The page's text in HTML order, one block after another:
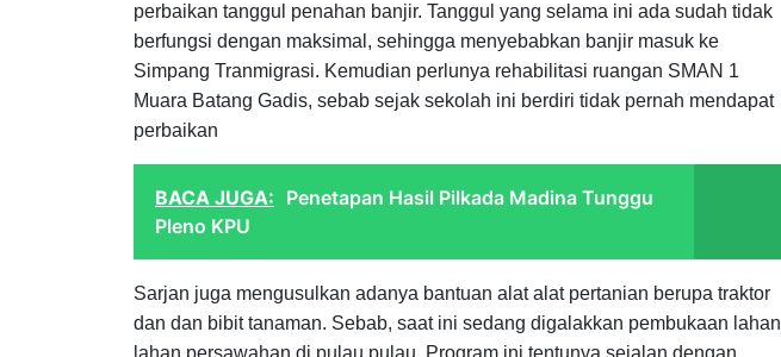
perbaikan tanggul penahan banjir. Tanggul yang selama ini ada sudah tidak
berfungsi dengan maksimal, sehingga menyebabkan banjir masuk ke
Simpang Tranmigrasi. Kemudian perlunya rehabilitasi ruangan SMAN 1
Muara Batang Gadis, sebab sejak sekolah ini berdiri tidak pernah mendapat
perbaikan
BACA JUGA: Penetapan Hasil Pilkada Madina Tunggu
Pleno KPU
Sarjan juga mengusulkan adanya bantuan alat alat pertanian berupa traktor
dan dan bibit tanaman. Sebab, saat ini sedang digalakkan pembukaan lahan
lahan persawahan di pulau pulau. Program.ini tentunya sejalan dengan